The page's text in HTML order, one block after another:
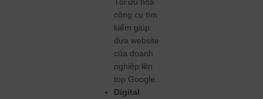
công cụ tìm
kiếm giúp
đưa website
của doanh
nghiệp lên
top Google.
Digital